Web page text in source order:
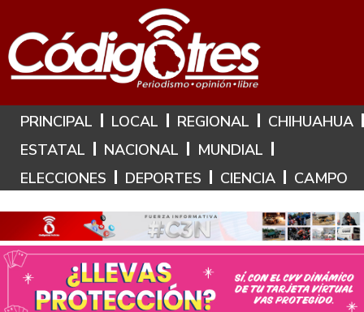
Hoy es: 7 de Agosto de 2026
PRINCIPAL LOCAL REGIONAL
CHIHUAHUA
ESTATAL
NACIONAL
MUNDIAL
ELECCIONES
DEPORTES CIENCIA CAMPO